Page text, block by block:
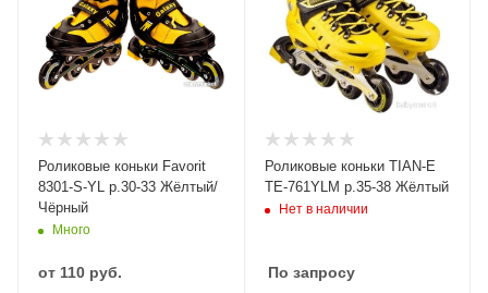
Роликовые коньки Favorit
8301-S-YL р.30-33 Жёлтый/
Чёрный
Много
от 110 руб.
Роликовые коньки TIAN-E
TE-761YLM р.35-38 Жёлтый
Нет в наличии
По запросу